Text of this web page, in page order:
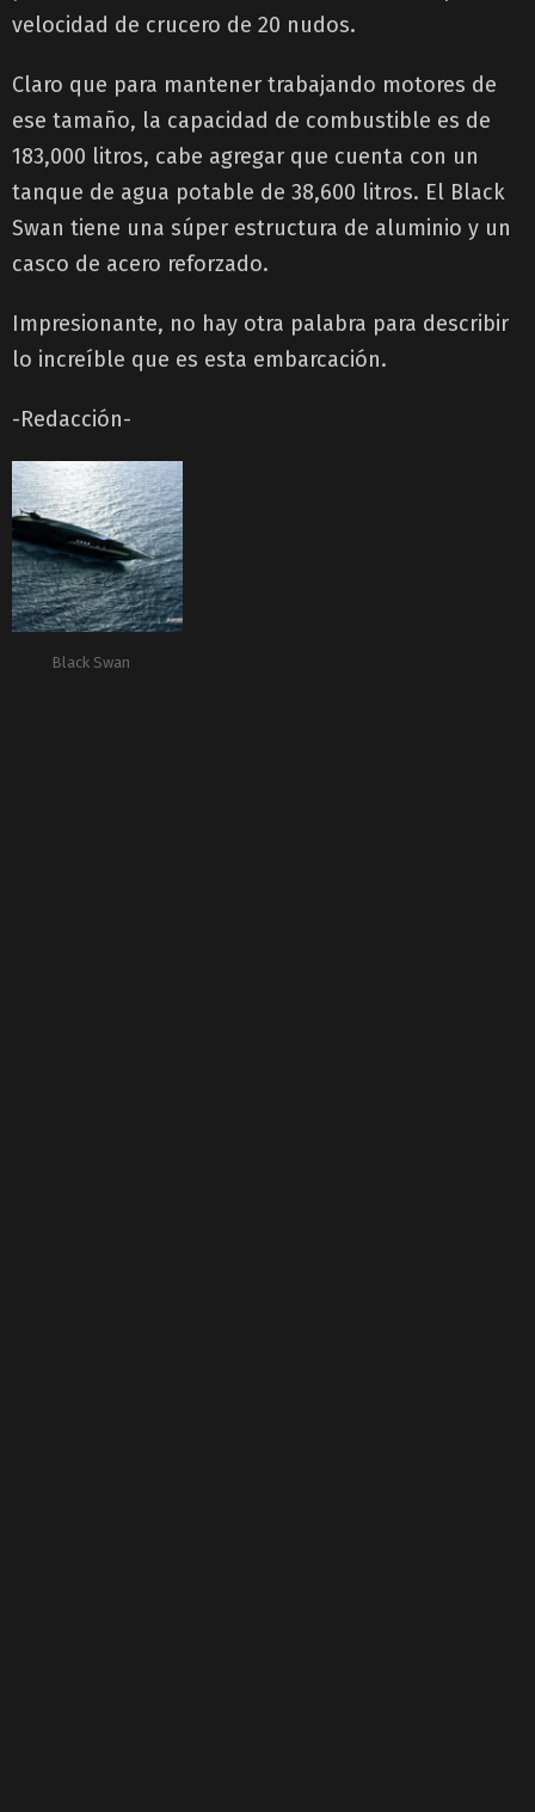
velocidad de crucero de 20 nudos.
Claro que para mantener trabajando motores de
ese tamaño, la capacidad de combustible es de
183,000 litros, cabe agregar que cuenta con un
tanque de agua potable de 38,600 litros. El Black
Swan tiene una súper estructura de aluminio y un
casco de acero reforzado.
Impresionante, no hay otra palabra para describir
lo increíble que es esta embarcación.
-Redacción-
Black Swan